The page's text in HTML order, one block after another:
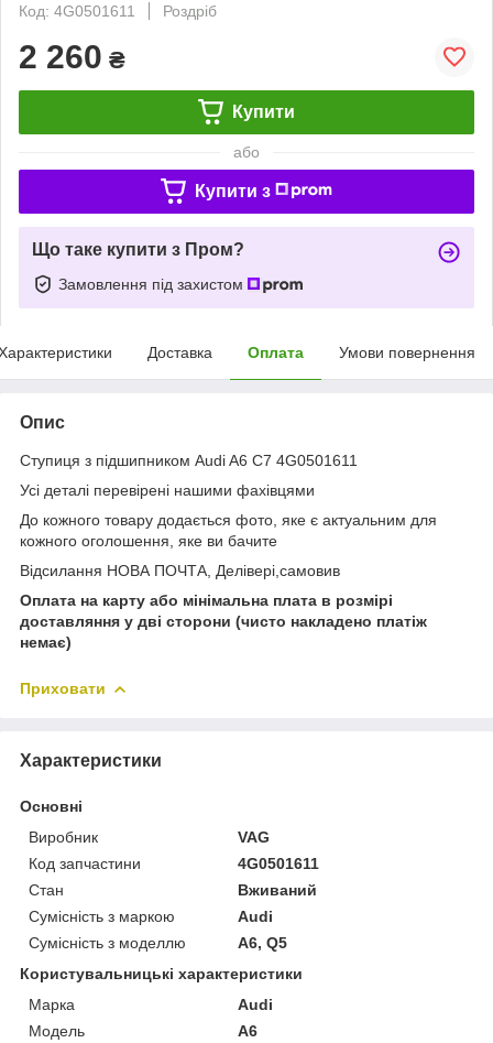
Код: 4G0501611
Роздріб
2 260 ₴
Купити
або
Купити з
Що таке купити з Пром?
Замовлення під захистом
Доставка Оплата Умови повернення
Опис
Ступиця з підшипником Audi A6 C7 4G0501611
Усі деталі перевірені нашими фахівцями
До кожного товару додається фото, яке є актуальним для
кожного оголошення, яке ви бачите
Відсилання НОВА ПОЧТА, Делівері,самовив
Оплата на карту або мінімальна плата в розмірі
доставляння у дві сторони (чисто накладено платіж
немає)
Приховати
Характеристики
Основні
Виробник
VAG
Код запчастини
4G0501611
Стан
Вживаний
Сумісність з маркою
Audi
Сумісність з моделлю
A6, Q5
Користувальницькі характеристики
Марка
Audi
Модель
A6